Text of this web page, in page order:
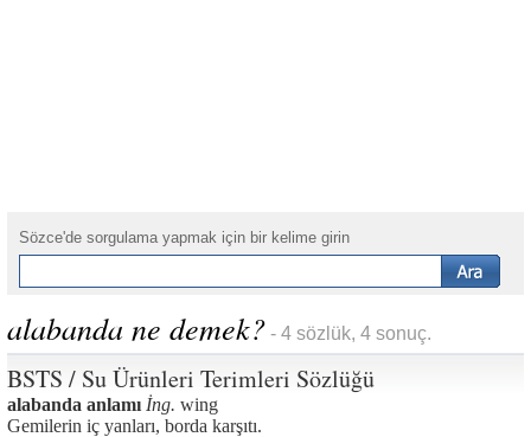
Sözce'de sorgulama yapmak için bir kelime girin
alabanda ne demek? - 4 sözlük, 4 sonuç.
BSTS / Su Ürünleri Terimleri Sözlüğü
alabanda anlamı İng. wing
Gemilerin iç yanları, borda karşıtı.